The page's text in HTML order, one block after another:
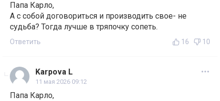
Папа Карло,
А с собой договориться и производить свое- не
судьба? Тогда лучше в тряпочку сопеть.
Ответить 16 10
Karpova L
11 мая 2026 09:12
Папа Карло,